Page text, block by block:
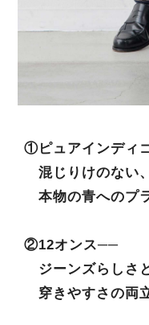
①ピュアインディ
混じりけのない、
本物の青へのプ
②12オンス──
ジーンズらしさ
穿きやすさの両